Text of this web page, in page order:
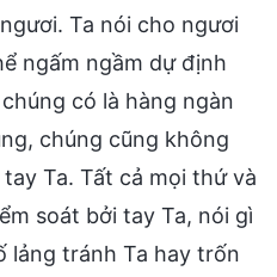
Ta nói cho ngươi
ngấm ngầm dự định
có là hàng ngàn
chúng cũng không
Ta. Tất cả mọi thứ và
soát bởi tay Ta, nói gì
lảng tránh Ta hay trốn